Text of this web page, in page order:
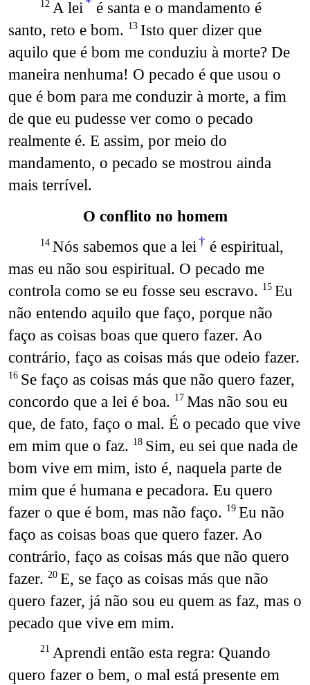
12 A lei
é santa e o mandamento é
santo, reto e bom. 13 Isto quer dizer que
aquilo que é bom me conduziu à morte? De
maneira nenhuma! O pecado é que usou o
que é bom para me conduzir à morte, a fim
de que eu pudesse ver como o pecado
realmente é. E assim, por meio do
mandamento, o pecado se mostrou ainda
mais terrível.
O conflito no homem
14 Nós sabemos que a lei† é espiritual,
mas eu não sou espiritual. O pecado me
controla como se eu fosse seu escravo. 15 Eu
não entendo aquilo que faço, porque não
faço as coisas boas que quero fazer. Ao
contrário, faço as coisas más que odeio fazer.
16 Se faço as coisas más que não quero fazer,
concordo que a lei é boa. 17 Mas não sou eu
que, de fato, faço o mal. É o pecado que vive
em mim que o faz. 18 Sim, eu sei que nada de
bom vive em mim, isto é, naquela parte de
mim que é humana e pecadora. Eu quero
fazer o que é bom, mas não faço. 19 Eu não
faço as coisas boas que quero fazer. Ao
contrário, faço as coisas más que não quero
fazer. 20 E, se faço as coisas más que não
quero fazer, já não sou eu quem as faz, mas o
pecado que vive em mim.
21 Aprendi então esta regra: Quando
quero fazer o bem, o mal está presente em